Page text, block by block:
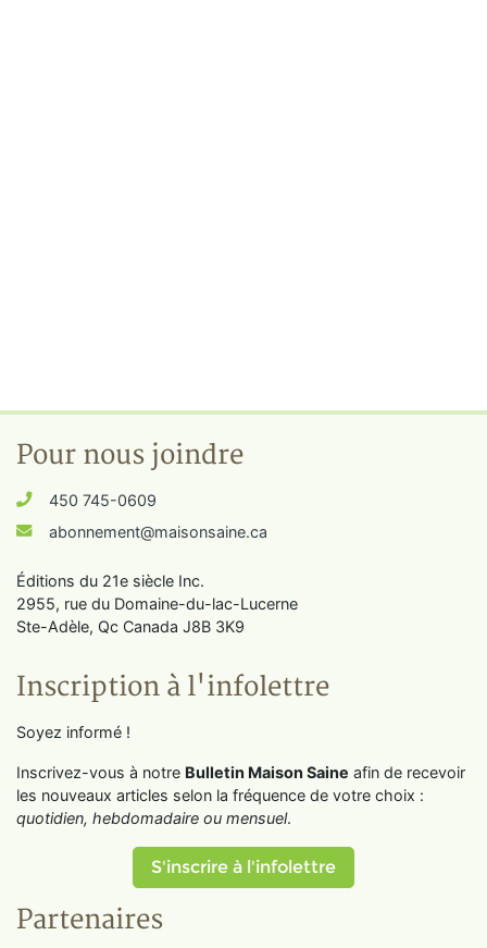
Pour nous joindre
450 745-0609
abonnement@maisonsaine.ca
Éditions du 21e siècle Inc.
2955, rue du Domaine-du-lac-Lucerne
Ste-Adèle, Qc Canada J8B 3K9
Inscription à l'infolettre
Soyez informé !
Inscrivez-vous à notre Bulletin Maison Saine afin de recevoir
les nouveaux articles selon la fréquence de votre choix :
quotidien, hebdomadaire ou mensuel.
S'inscrire à l'infolettre
Partenaires